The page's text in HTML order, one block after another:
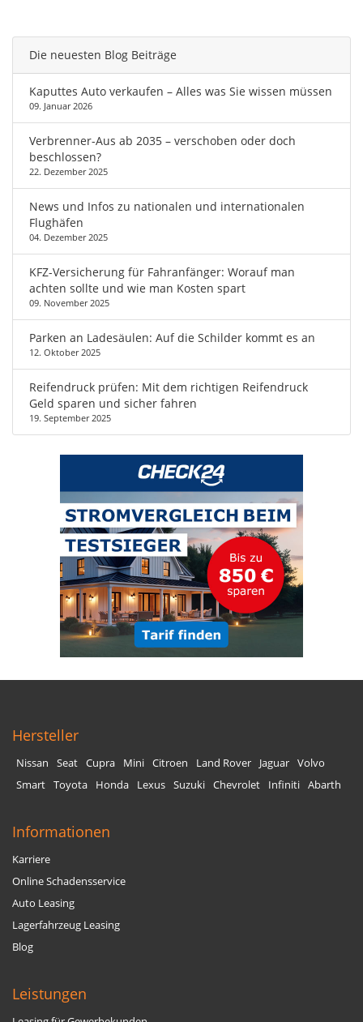
Die neuesten Blog Beiträge
Kaputtes Auto verkaufen – Alles was Sie wissen müssen
09. Januar 2026
Verbrenner-Aus ab 2035 – verschoben oder doch
beschlossen?
22. Dezember 2025
News und Infos zu nationalen und internationalen
Flughäfen
04. Dezember 2025
KFZ-Versicherung für Fahranfänger: Worauf man
achten sollte und wie man Kosten spart
09. November 2025
Parken an Ladesäulen: Auf die Schilder kommt es an
12. Oktober 2025
Reifendruck prüfen: Mit dem richtigen Reifendruck
Geld sparen und sicher fahren
19. September 2025
Hersteller
Nissan Seat Cupra Mini Citroen Land Rover Jaguar Volvo
Smart Toyota Honda Lexus Suzuki Chevrolet Infiniti Abarth
Informationen
Karriere
Online Schadensservice
Auto Leasing
Lagerfahrzeug Leasing
Blog
Leistungen